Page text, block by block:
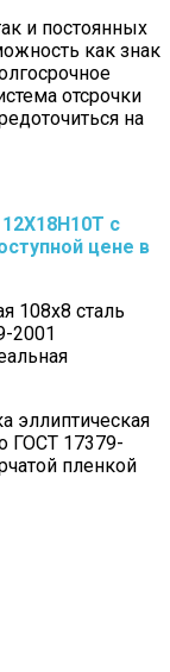
и постоянных
как знак
отсрочки
на
с
цене в
108х8 сталь
2001
эллиптическая
ГОСТ 17379-
пленкой